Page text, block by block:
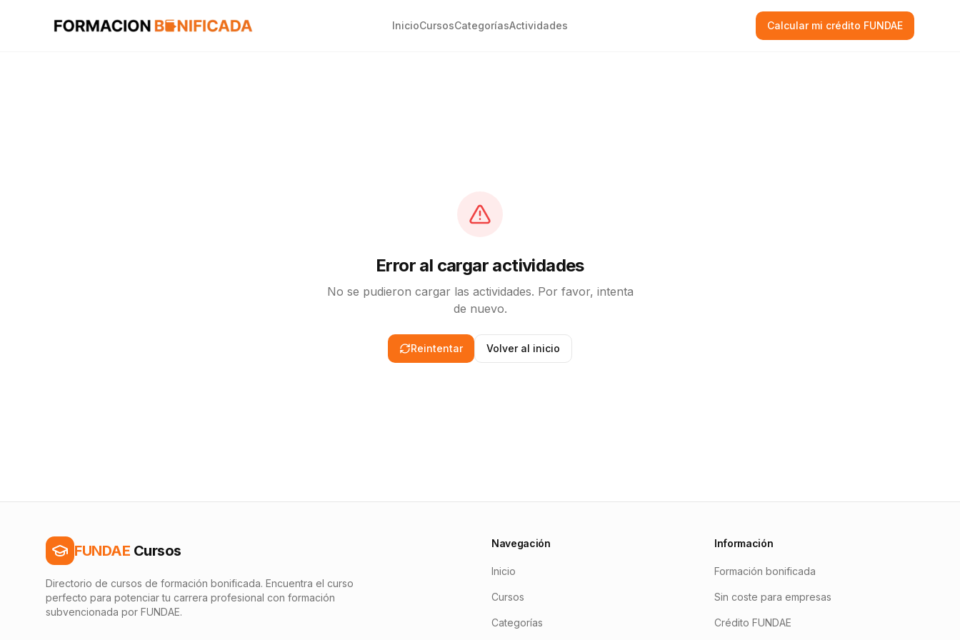
InicioCursosCategoríasActividades Calcular mi crédito FUNDAE
Error al cargar actividades
No se pudieron cargar las actividades. Por favor, intenta
de nuevo.
Reintentar Volver al inicio
FUNDAE Cursos
Directorio de cursos de formación bonificada. Encuentra el curso
perfecto para potenciar tu carrera profesional con formación
subvencionada por FUNDAE.
Navegación
Inicio
Cursos
Categorías
Información
Formación bonificada
Sin coste para empresas
Crédito FUNDAE